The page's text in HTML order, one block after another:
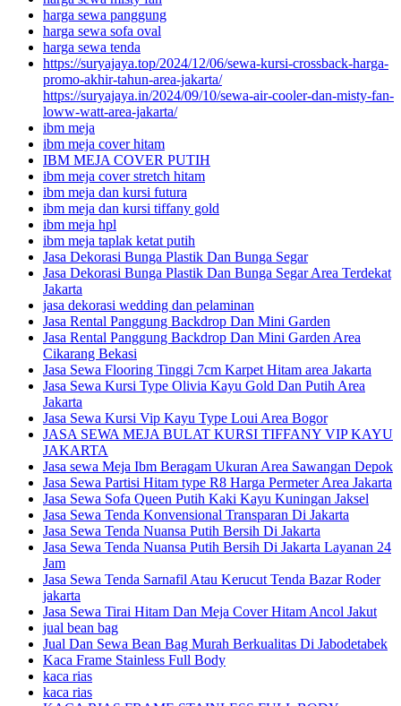
harga sewa panggung
harga sewa sofa oval
harga sewa tenda
https://suryajaya.top/2024/12/06/sewa-kursi-crossback-harga-
promo-akhir-tahun-area-jakarta/
https://suryajaya.in/2024/09/10/sewa-air-cooler-dan-misty-fan-
loww-watt-area-jakarta/
ibm meja
ibm meja cover hitam
IBM MEJA COVER PUTIH
ibm meja cover stretch hitam
ibm meja dan kursi futura
ibm meja dan kursi tiffany gold
ibm meja hpl
ibm meja taplak ketat putih
Jasa Dekorasi Bunga Plastik Dan Bunga Segar
Jasa Dekorasi Bunga Plastik Dan Bunga Segar Area Terdekat
Jakarta
jasa dekorasi wedding dan pelaminan
Jasa Rental Panggung Backdrop Dan Mini Garden
Jasa Rental Panggung Backdrop Dan Mini Garden Area
Cikarang Bekasi
Jasa Sewa Flooring Tinggi 7cm Karpet Hitam area Jakarta
Jasa Sewa Kursi Type Olivia Kayu Gold Dan Putih Area
Jakarta
Jasa Sewa Kursi Vip Kayu Type Loui Area Bogor
JASA SEWA MEJA BULAT KURSI TIFFANY VIP KAYU
JAKARTA
Jasa sewa Meja Ibm Beragam Ukuran Area Sawangan Depok
Jasa Sewa Partisi Hitam type R8 Harga Permeter Area Jakarta
Jasa Sewa Sofa Queen Putih Kaki Kayu Kuningan Jaksel
Jasa Sewa Tenda Konvensional Transparan Di Jakarta
Jasa Sewa Tenda Nuansa Putih Bersih Di Jakarta
Jasa Sewa Tenda Nuansa Putih Bersih Di Jakarta Layanan 24
Jam
Jasa Sewa Tenda Sarnafil Atau Kerucut Tenda Bazar Roder
jakarta
Jasa Sewa Tirai Hitam Dan Meja Cover Hitam Ancol Jakut
jual bean bag
Jual Dan Sewa Bean Bag Murah Berkualitas Di Jabodetabek
Kaca Frame Stainless Full Body
kaca rias
kaca rias